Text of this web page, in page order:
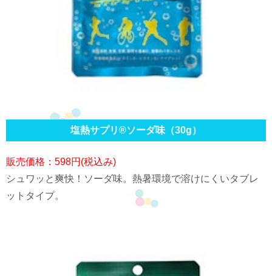
塩熱サプリ®ソーダ味（30g）
販売価格：598円(税込み)
シュワッと爽快！ソーダ味。熱暑環境で溶けにくいタブレ
ットタイプ。